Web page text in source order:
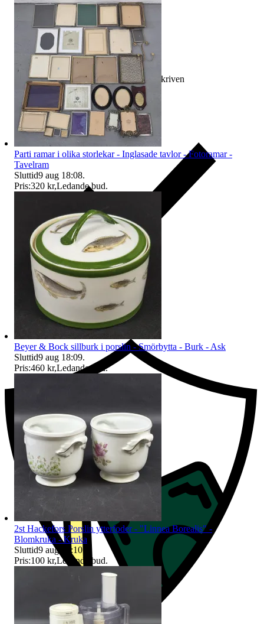
Ersättning om varan inte är som beskriven
Ersättning om du inte får din vara
Parti ramar i olika storlekar - Inglasade tavlor - Fotoramar -
Tavelram
Sluttid9 aug 18:08.
Pris:320 kr,Ledande bud.
Beyer & Bock sillburk i porslin - Smörbytta - Burk - Ask
Sluttid9 aug 18:09.
Pris:460 kr,Ledande bud.
2st Hackefors Porslin ytterfoder - "Linnea Borealis" -
Blomkruka - Kruka
Sluttid9 aug 18:10.
Pris:100 kr,Ledande bud.